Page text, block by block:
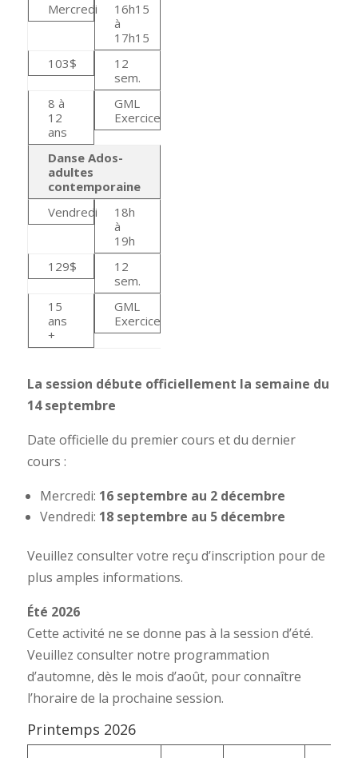
Mercredi
16h15
à
17h15
103$
12
sem.
8 à
12
ans
GML
Exercice
Danse Ados-
adultes
contemporaine
Vendredi
18h
à
19h
129$
12
sem.
15
ans
+
GML
Exercice
La session débute officiellement la semaine du
14 septembre
Date officielle du premier cours et du dernier
cours :
Mercredi: 16 septembre au 2 décembre
Vendredi: 18 septembre au 5 décembre
Veuillez consulter votre reçu d’inscription pour de
plus amples informations.
Été 2026
Cette activité ne se donne pas à la session d’été.
Veuillez consulter notre programmation
d’automne, dès le mois d’août, pour connaître
l’horaire de la prochaine session.
Printemps 2026